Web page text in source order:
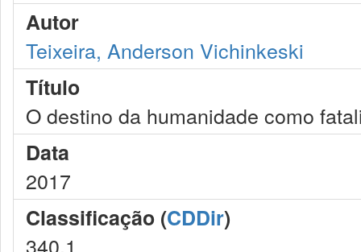
Autor
Teixeira, Anderson Vichinkeski
Título
O destino da humanidade como
Data
2017
Classificação (CDDir)
340.1